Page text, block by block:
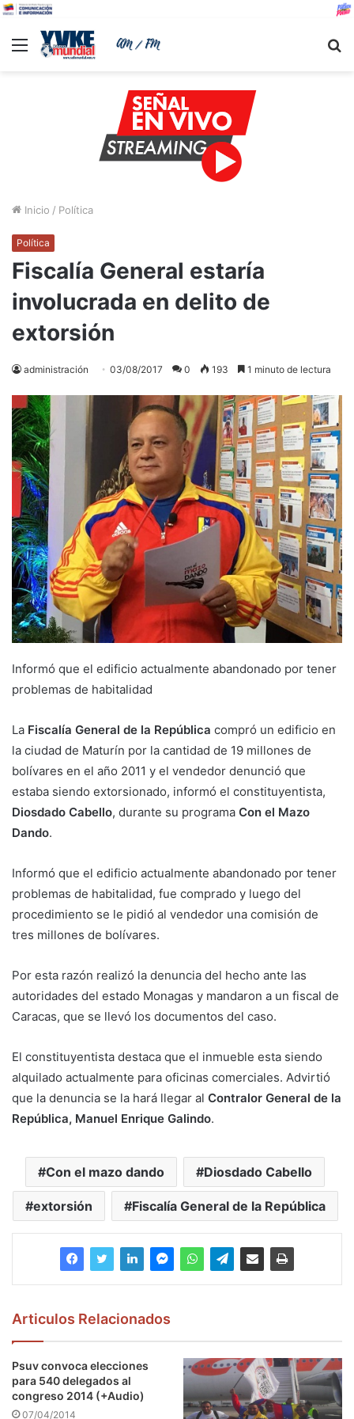
Menu
Inicio / Política
Política
Fiscalía General estaría
involucrada en delito de
extorsión
administración 03/08/2017 0 193 1 minuto de lectura
Informó que el edificio actualmente abandonado por tener
problemas de habitalidad
La Fiscalía General de la República compró un edificio en
la ciudad de Maturín por la cantidad de 19 millones de
bolívares en el año 2011 y el vendedor denunció que
estaba siendo extorsionado, informó el constituyentista,
Diosdado Cabello, durante su programa Con el Mazo
Dando.
Informó que el edificio actualmente abandonado por tener
problemas de habitalidad, fue comprado y luego del
procedimiento se le pidió al vendedor una comisión de
tres millones de bolívares.
Por esta razón realizó la denuncia del hecho ante las
autoridades del estado Monagas y mandaron a un fiscal de
Caracas, que se llevó los documentos del caso.
El constituyentista destaca que el inmueble esta siendo
alquilado actualmente para oficinas comerciales. Advirtió
que la denuncia se la hará llegar al Contralor General de la
República, Manuel Enrique Galindo.
Con el mazo dando Diosdado Cabello
extorsión Fiscalía General de la República
Articulos Relacionados
Psuv convoca elecciones
para 540 delegados al
congreso 2014 (+Audio)
07/04/2014